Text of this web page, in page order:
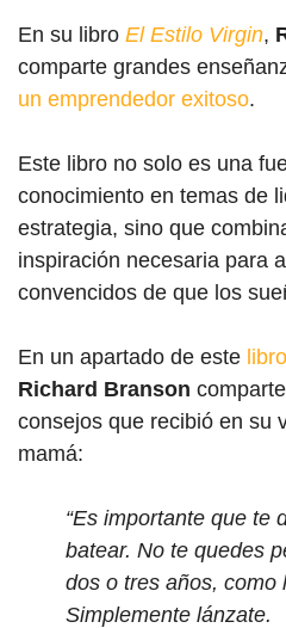
En su libro El Estilo Virgin,
comparte grandes
un emprendedor exitoso.
Este libro no solo es una
conocimiento en temas de
estrategia, sino que
inspiración necesaria para
convencidos de que los
En un apartado de este
Richard Branson
consejos que recibió en su
mamá:
“Es importante que te
batear. No te quedes
dos o tres años, como
Simplemente lánzate.